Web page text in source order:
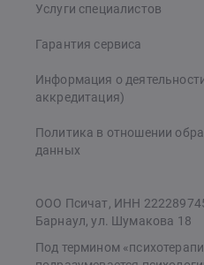
Услуги специалистов
Гарантия сервиса
Информация о
аккредитация)
Политика в отношении
данных
ООО Псичат, ИНН
Барнаул, ул. Шумакова 18
Под термином